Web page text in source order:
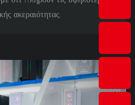
ακεραιότητας.